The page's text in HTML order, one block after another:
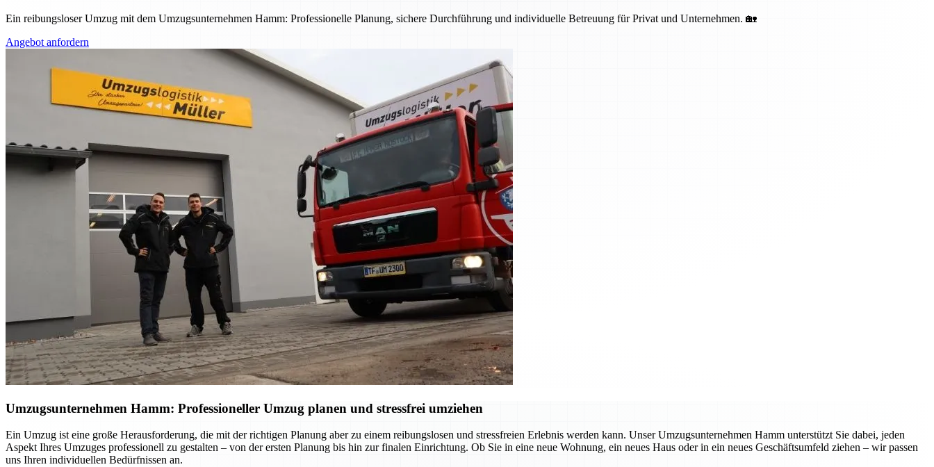
Ein reibungsloser Umzug mit dem Umzugsunternehmen Hamm: Professionelle Planung, sichere Durchführung und individuelle Betreuung für Privat und Unternehmen. 🏡
Angebot anfordern
Umzugsunternehmen Hamm: Professioneller Umzug planen und stressfrei umziehen
Ein Umzug ist eine große Herausforderung, die mit der richtigen Planung aber zu einem reibungslosen und stressfreien Erlebnis werden kann. Unser Umzugsunternehmen Hamm unterstützt Sie dabei, jeden
Aspekt Ihres Umzuges professionell zu gestalten – von der ersten Planung bis hin zur finalen Einrichtung. Ob Sie in eine neue Wohnung, ein neues Haus oder in ein neues Geschäftsumfeld ziehen – wir passen
uns Ihren individuellen Bedürfnissen an.